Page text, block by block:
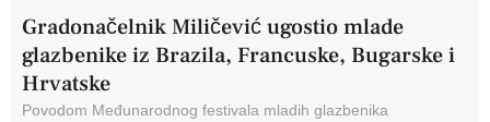
Gradonačelnik Miličević ugostio mlade
glazbenike iz Brazila, Francuske, Bugarske i
Hrvatske
Povodom Međunarodnog festivala mladih glazbenika